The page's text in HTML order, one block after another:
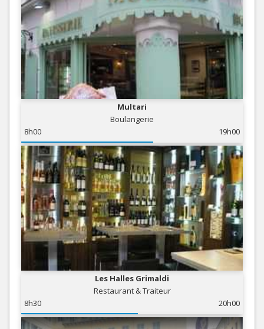
Multari
Boulangerie
8h00
19h00
Les Halles Grimaldi
Restaurant & Traiteur
8h30
20h00